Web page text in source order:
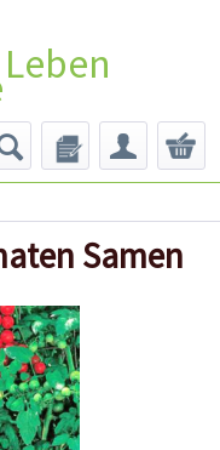
Samen